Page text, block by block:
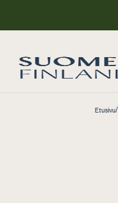
Etusivu/